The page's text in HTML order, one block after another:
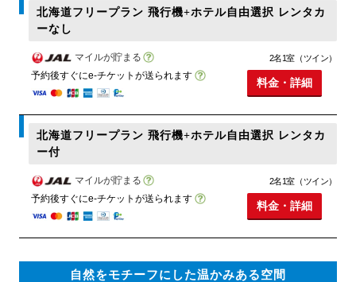
北海道フリープラン 飛行機+ホテル自由選択 レンタカ
ーなし
マイルが貯まる
予約後すぐにe-チケットが送られます
2名1室（ツイン）
料金・詳細
北海道フリープラン 飛行機+ホテル自由選択 レンタカ
ー付
マイルが貯まる
予約後すぐにe-チケットが送られます
2名1室（ツイン）
料金・詳細
自然をモチーフにした温かみある空間